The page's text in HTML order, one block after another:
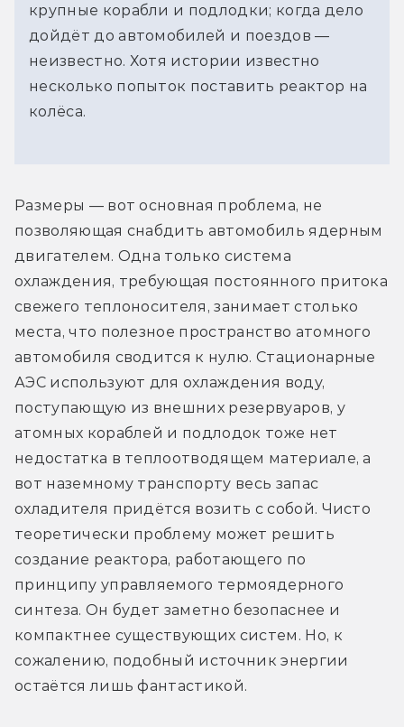
крупные корабли и подлодки; когда дело
дойдёт до автомобилей и поездов —
неизвестно. Хотя истории известно
несколько попыток поставить реактор на
колёса.
Размеры — вот основная проблема, не
позволяющая снабдить автомобиль ядерным
двигателем. Одна только система
охлаждения, требующая постоянного притока
свежего теплоносителя, занимает столько
места, что полезное пространство атомного
автомобиля сводится к нулю. Стационарные
АЭС используют для охлаждения воду,
поступающую из внешних резервуаров, у
атомных кораблей и подлодок тоже нет
недостатка в теплоотводящем материале, а
вот наземному транспорту весь запас
охладителя придётся возить с собой. Чисто
теоретически проблему может решить
создание реактора, работающего по
принципу управляемого термоядерного
синтеза. Он будет заметно безопаснее и
компактнее существующих систем. Но, к
сожалению, подобный источник энергии
остаётся лишь фантастикой.